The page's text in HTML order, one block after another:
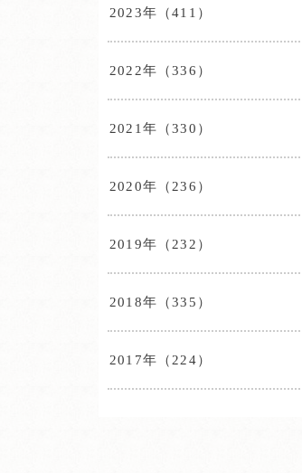
2023年（411）
2022年（336）
2021年（330）
2020年（236）
2019年（232）
2018年（335）
2017年（224）